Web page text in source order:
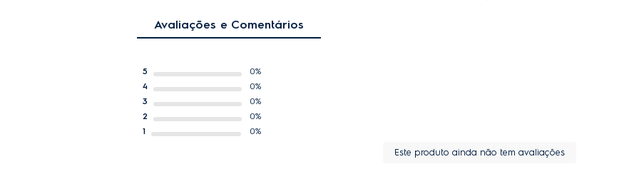
Avaliações e Comentários
5
0%
4
0%
3
0%
2
0%
1
0%
Este produto ainda não tem avaliações